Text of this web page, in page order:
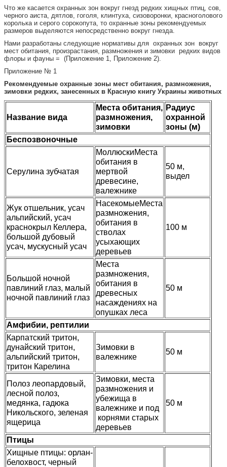
Что же касается охранных зон вокруг гнезд редких хищных птиц, сов,
черного аиста, дятлов, гоголя, клинтуха, сизоворонки, красноголового
королька и серого сорокопута, то охранные зоны рекомендуемых
размеров выделяются непосредственно вокруг гнезда.
Нами разработаны следующие нормативы для охранных зон вокруг
мест обитания, произрастания, размножения и зимовки редких видов
флоры и фауны = (Приложение 1, Приложение 2).
Приложение № 1
Рекомендуемые охранные зоны мест обитания, размножения,
зимовки редких, занесенных в Красную книгу Украины животных
Название вида
Места обитания,
размножения,
зимовки
Радиус
охранной
зоны (м)
Беспозвоночные
Серулина зубчатая
МоллюскиМеста
обитания в
мертвой
древесине,
валежнике
50 м,
выдел
Жук отшельник, усач
альпийский, усач
краснокрыл Келлера,
большой дубовый
усач, мускусный усач
НасекомыеМеста
размножения,
обитания в
стволах
усыхающих
деревьев
100 м
Большой ночной
павлиний глаз, малый
ночной павлиний глаз
Места
размножения,
обитания в
древесных
насаждениях на
опушках леса
50 м
Амфибии, рептилии
Карпатский тритон,
дунайский тритон,
альпийский тритон,
тритон Карелина
Зимовки в
валежнике
50 м
Полоз леопардовый,
лесной полоз,
медянка, гадюка
Никольского, зеленая
ящерица
Зимовки, места
размножения и
убежища в
валежнике и под
корнями старых
деревьев
50 м
Птицы
Хищные птицы: орлан-
белохвост, черный